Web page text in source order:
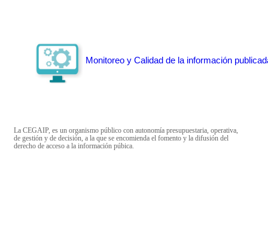
Monitoreo y Calidad de la información
La CEGAIP, es un organismo público con autonomía presupuestaria, operativa,
de gestión y de decisión, a la que se encomienda el fomento y la difusión del
derecho de acceso a la información púbica.